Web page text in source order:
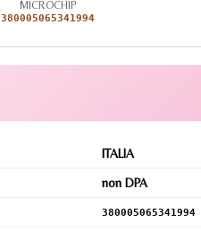
MICROCHIP
380005065341994
ITALIA
non DPA
380005065341994